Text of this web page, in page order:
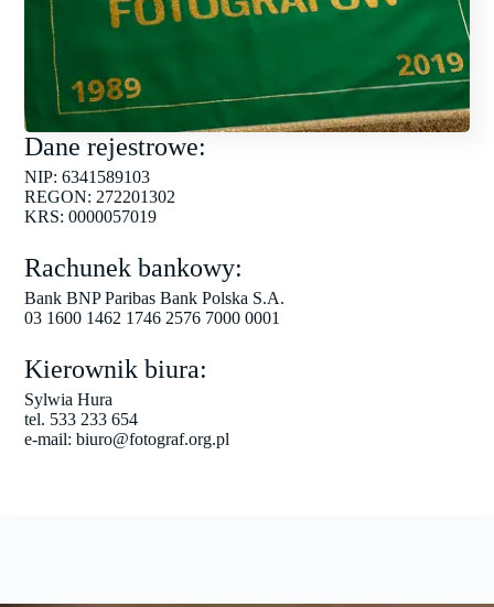
Dane rejestrowe:
NIP: 6341589103
REGON: 272201302
KRS: 0000057019
Rachunek bankowy:
Bank BNP Paribas Bank Polska S.A.
03 1600 1462 1746 2576 7000 0001
Kierownik biura:
Sylwia Hura
tel. 533 233 654
e-mail: biuro@fotograf.org.pl